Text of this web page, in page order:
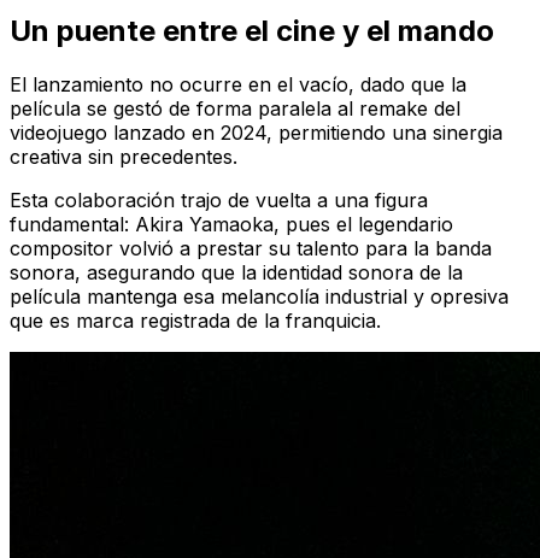
Un puente entre el cine y el mando
El lanzamiento no ocurre en el vacío, dado que la
película se gestó de forma paralela al remake del
videojuego lanzado en 2024, permitiendo una sinergia
creativa sin precedentes.
Esta colaboración trajo de vuelta a una figura
fundamental: Akira Yamaoka, pues el legendario
compositor volvió a prestar su talento para la banda
sonora, asegurando que la identidad sonora de la
película mantenga esa melancolía industrial y opresiva
que es marca registrada de la franquicia.